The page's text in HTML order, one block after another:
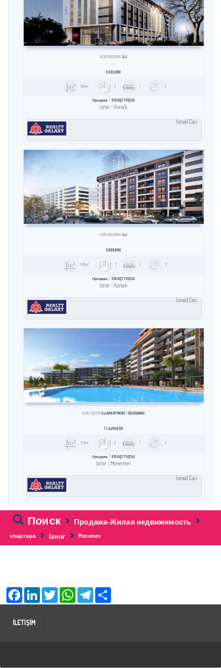
KORDON İZMIR 2+1
$555,000
89m² 2 1 2
Продажа
квартира
Izmir
Konak
İsmail Can
KORDON İZMIR 3+1
$829,000
149m² 3 1 2
Продажа
квартира
Izmir Konak
İsmail Can
KUZEY ŞEHİR 2+1 APARTMENT / RESİDANCE
TL 4,261,950
112m² 2 2
Продажа
квартира
Izmir
Menemen
İsmail Can
Поиск Продажа-Жилая недвижимость
квартира Izmir Menemen
İLETİŞİM
Facebook LinkedIn Twitter WhatsApp Telegram